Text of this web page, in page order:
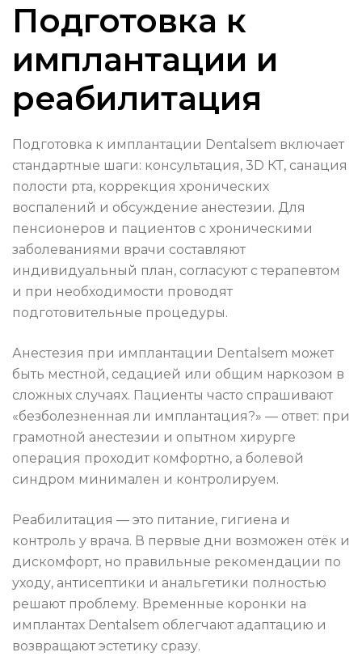
Подготовка к
имплантации и
реабилитация
Подготовка к имплантации Dentalsem включает
стандартные шаги: консультация, 3D КТ, санация
полости рта, коррекция хронических
воспалений и обсуждение анестезии. Для
пенсионеров и пациентов с хроническими
заболеваниями врачи составляют
индивидуальный план, согласуют с терапевтом
и при необходимости проводят
подготовительные процедуры.
Анестезия при имплантации Dentalsem может
быть местной, седацией или общим наркозом в
сложных случаях. Пациенты часто спрашивают
«безболезненная ли имплантация?» — ответ: при
грамотной анестезии и опытном хирурге
операция проходит комфортно, а болевой
синдром минимален и контролируем.
Реабилитация — это питание, гигиена и
контроль у врача. В первые дни возможен отёк и
дискомфорт, но правильные рекомендации по
уходу, антисептики и анальгетики полностью
решают проблему. Временные коронки на
имплантах Dentalsem облегчают адаптацию и
возвращают эстетику сразу.